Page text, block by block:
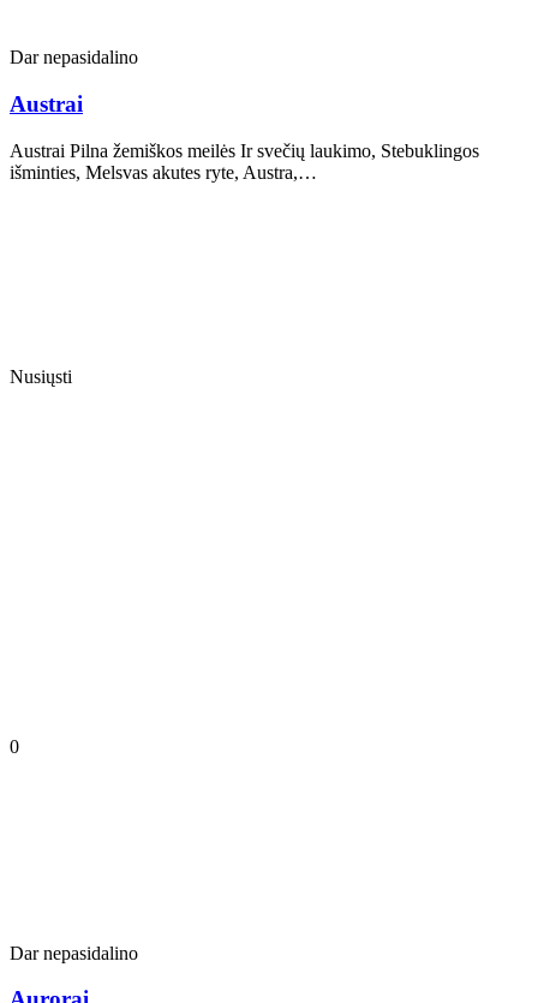
Dar nepasidalino
Austrai
Austrai Pilna žemiškos meilės Ir svečių laukimo, Stebuklingos
išminties, Melsvas akutes ryte, Austra,…
Nusiųsti
0
Dar nepasidalino